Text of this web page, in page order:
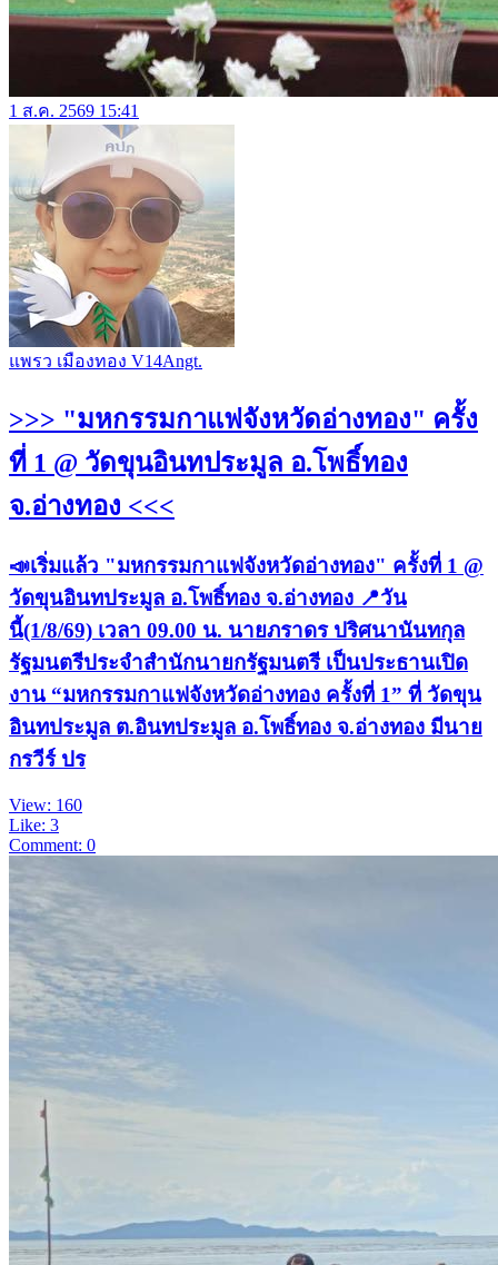
1 ส.ค. 2569 15:41
แพรว เมืองทอง V14Angt.
>>> "มหกรรมกาแฟจังหวัดอ่างทอง" ครั้ง
ที่ 1 @ วัดขุนอินทประมูล อ.โพธิ์ทอง
จ.อ่างทอง <<<
📣เริ่มแล้ว "มหกรรมกาแฟจังหวัดอ่างทอง" ครั้งที่ 1 @
วัดขุนอินทประมูล อ.โพธิ์ทอง จ.อ่างทอง 📍วัน
นี้(1/8/69) เวลา 09.00 น. นายภราดร ปริศนานันทกุล
รัฐมนตรีประจำสำนักนายกรัฐมนตรี เป็นประธานเปิด
งาน “มหกรรมกาแฟจังหวัดอ่างทอง ครั้งที่ 1” ที่ วัดขุน
อินทประมูล ต.อินทประมูล อ.โพธิ์ทอง จ.อ่างทอง มีนาย
กรวีร์ ปร
View: 160
Like: 3
Comment: 0